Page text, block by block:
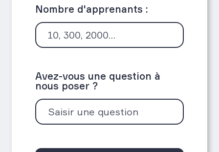
Nombre d'apprenants :
Avez-vous une question à
nous poser ?